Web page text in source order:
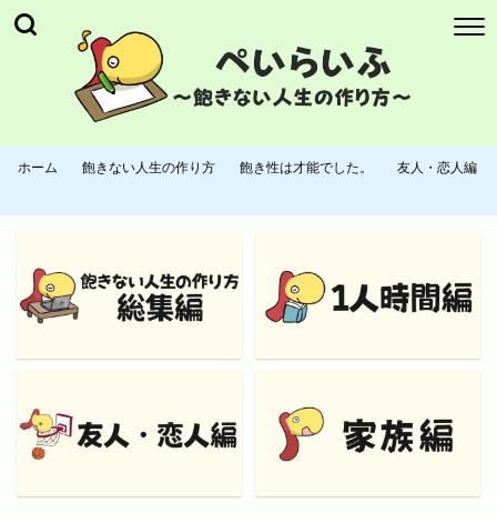
ホーム 飽きない人生の作り方 飽き性は才能でした。 友人・恋人編